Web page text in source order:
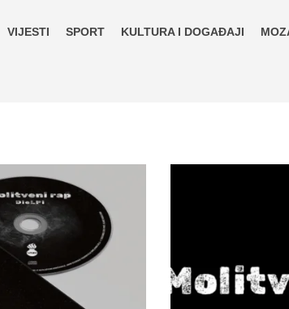
VIJESTI SPORT KULTURA I DOGAĐAJI